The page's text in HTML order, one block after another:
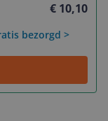
€ 10,10
bezorgd >